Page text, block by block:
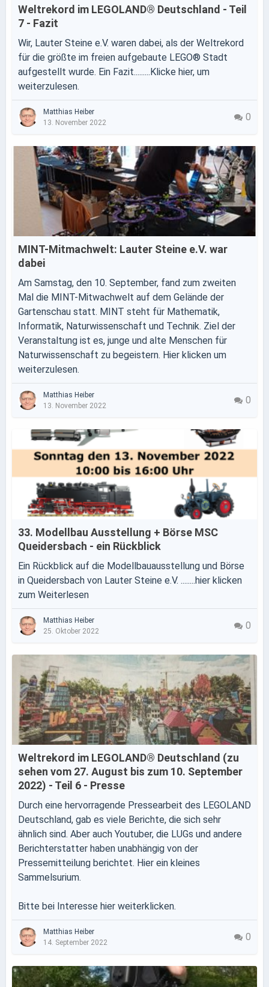
Weltrekord im LEGOLAND® Deutschland - Teil
7 - Fazit
Wir, Lauter Steine e.V. waren dabei, als der Weltrekord
für die größte im freien aufgebaute LEGO® Stadt
aufgestellt wurde. Ein Fazit.........Klicke hier, um
weiterzulesen.
Matthias Heiber
13. November 2022
0
MINT-Mitmachwelt: Lauter Steine e.V. war
dabei
Am Samstag, den 10. September, fand zum zweiten
Mal die MINT-Mitwachwelt auf dem Gelände der
Gartenschau statt. MINT steht für Mathematik,
Informatik, Naturwissenschaft und Technik. Ziel der
Veranstaltung ist es, junge und alte Menschen für
Naturwissenschaft zu begeistern. Hier klicken um
weiterzulesen.
Matthias Heiber
13. November 2022
0
33. Modellbau Ausstellung + Börse MSC
Queidersbach - ein Rückblick
Ein Rückblick auf die Modellbauausstellung und Börse
in Queidersbach von Lauter Steine e.V. ........hier klicken
zum Weiterlesen
Matthias Heiber
25. Oktober 2022
0
Weltrekord im LEGOLAND® Deutschland (zu
sehen vom 27. August bis zum 10. September
2022) - Teil 6 - Presse
Durch eine hervorragende Pressearbeit des LEGOLAND
Deutschland, gab es viele Berichte, die sich sehr
ähnlich sind. Aber auch Youtuber, die LUGs und andere
Berichterstatter haben unabhängig von der
Pressemitteilung berichtet. Hier ein kleines
Sammelsurium.
Bitte bei Interesse hier weiterklicken.
Matthias Heiber
14. September 2022
0